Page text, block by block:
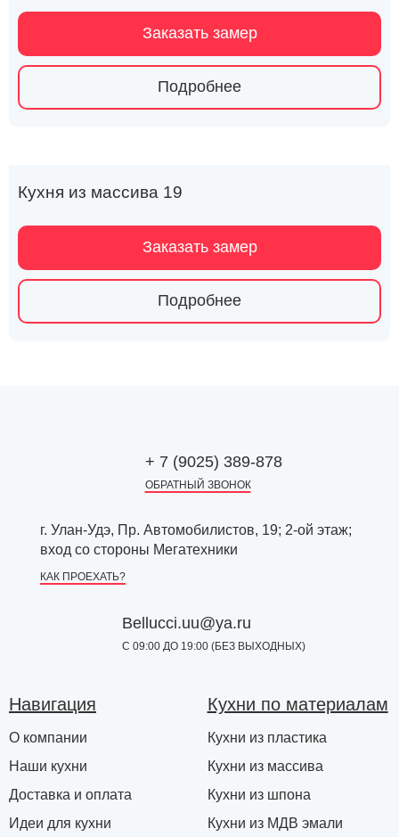
Заказать замер
Подробнее
Кухня из массива 19
Заказать замер
Подробнее
+ 7 (9025) 389-878
ОБРАТНЫЙ ЗВОНОК
г. Улан-Удэ, Пр. Автомобилистов, 19; 2-ой этаж;
вход со стороны Мегатехники
КАК ПРОЕХАТЬ?
Bellucci.uu@ya.ru
С 09:00 ДО 19:00 (БЕЗ ВЫХОДНЫХ)
Навигация
О компании
Наши кухни
Доставка и оплата
Идеи для кухни
Кухни по материалам
Кухни из пластика
Кухни из массива
Кухни из шпона
Кухни из МДВ эмали